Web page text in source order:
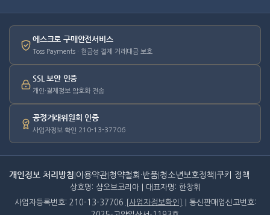
에스크로 구매안전서비스
Toss Payments · 현금성 결제 거래대금 보호
SSL 보안 인증
개인·결제정보 암호화 전송
공정거래위원회 인증
사업자정보 확인 210-13-37706
개인정보 처리방침 이용약관 청약철회·반품 청소년보호정책 쿠키 정책
상호명: 샵오브코리아 | 대표자명: 한창휘
사업자등록번호: 210-13-37706
[사업자정보확인]
| 통신판매업신고번호: